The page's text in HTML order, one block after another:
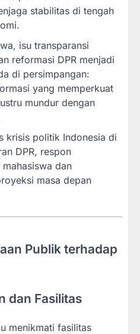
stabilitas di tengah
isu transparansi
reformasi DPR menjadi
di persimpangan:
yang memperkuat
mundur dengan
krisis politik Indonesia di
DPR, respon
dan
masa depan
Publik terhadap
dan Fasilitas
menikmati fasilitas